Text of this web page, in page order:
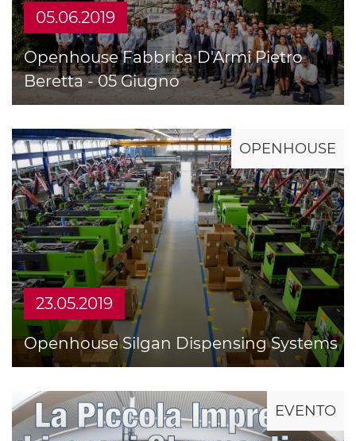
05.06.2019
Openhouse Fabbrica D'Armi Pietro
Beretta - 05 Giugno
OPENHOUSE
23.05.2019
Openhouse Silgan Dispensing Systems
EVENTO